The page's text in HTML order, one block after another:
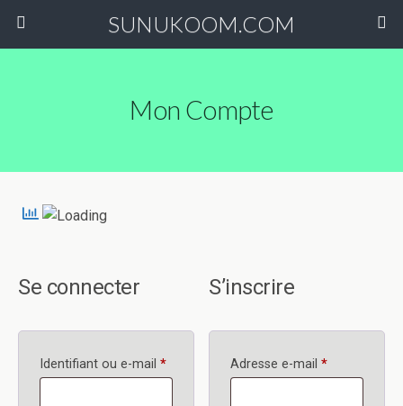
SUNUKOOM.COM
Mon Compte
Se connecter
Identifiant ou e-mail *Obligatoire
S’inscrire
Adresse e-mail*Obligatoire